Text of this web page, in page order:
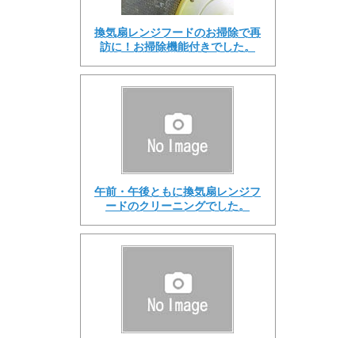
換気扇レンジフードのお掃除で再
訪に！お掃除機能付きでした。
午前・午後ともに換気扇レンジフ
ードのクリーニングでした。